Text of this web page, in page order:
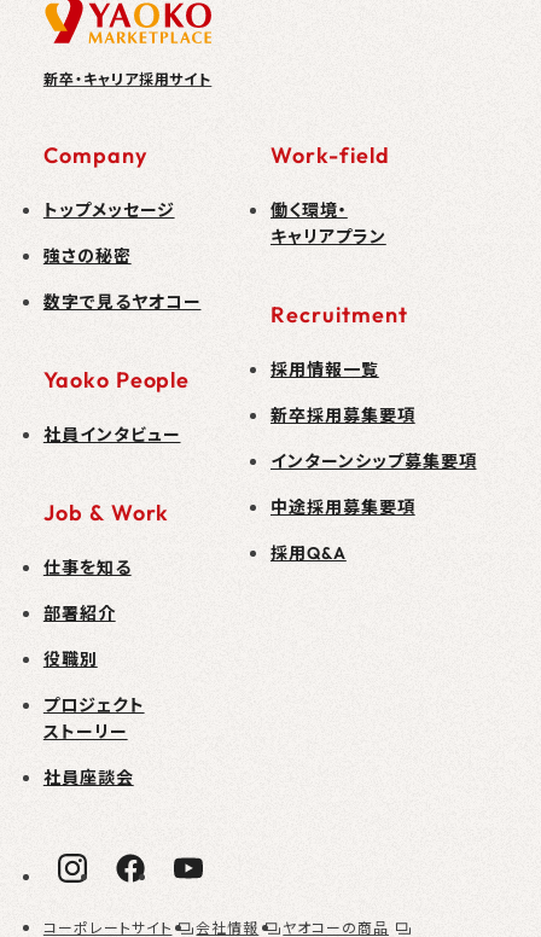
新卒・キャリア採用サイト
Company
トップメッセージ
強さの秘密
数字で見るヤオコー
Yaoko People
社員インタビュー
Job & Work
仕事を知る
部署紹介
役職別
プロジェクト
ストーリー
社員座談会
Work-field
働く環境・
キャリアプラン
Recruitment
採用情報一覧
新卒採用募集要項
インターンシップ募集要項
中途採用募集要項
採用Q&A
コーポレートサイト 会社情報 ヤオコーの商品